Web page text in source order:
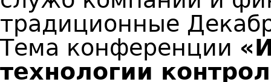
традиционные
Тема конференции
технологии